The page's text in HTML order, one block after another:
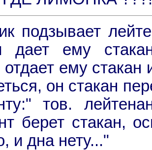
подзывает
ему
отдает ему
он стакан
тов.
берет стакан,
и дна нету..."